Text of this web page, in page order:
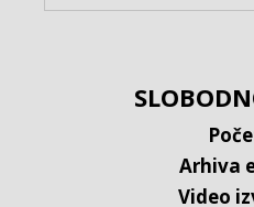
Arhiva
Video